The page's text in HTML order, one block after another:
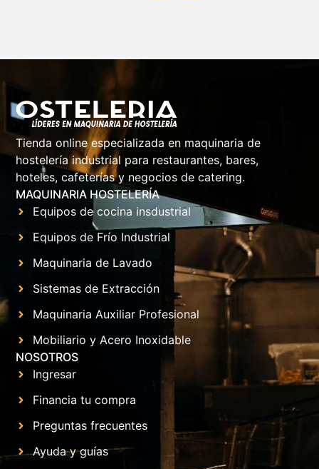
Tienda online especializada en maquinaria de
hostelería industrial para restaurantes, bares,
hoteles, cafeterías y negocios de catering.
MAQUINARIA HOSTELERÍA
Equipos de cocina insdustrial
Equipos de Frío Industrial
Maquinaria de Lavado
Sistemas de Extracción
Maquinaria Auxiliar Profesional
Mobiliario y Acero Inoxidable
NOSOTROS
Ingresar
Financia tu compra
Preguntas frecuentes
Ayuda y guías